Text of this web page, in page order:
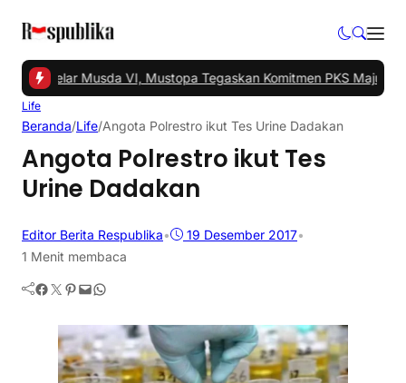
Gelar Musda VI, Mustopa Tegaskan Komitmen PKS Majukan
Life
Beranda/Life/Angota Polrestro ikut Tes Urine Dadakan
Angota Polrestro ikut Tes
Urine Dadakan
Editor Berita Respublika• 19 Desember 2017•
1 Menit membaca
Facebook Twitter Pinterest Mail WhatsApp